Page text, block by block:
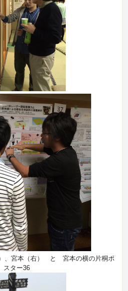
、宮本（右） と 宮本の横の片桐ポ
スター36